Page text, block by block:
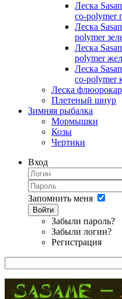
Леска
co-polymer
Леска
polymer
Леска
polymer
Леска
co-polymer
Леска
Плетеный шнур
Зимняя рыбалка
Мормышки
Козы
Чертики
Вход
Запомнить меня
Войти
Забыли пароль?
Забыли логин?
Регистрация